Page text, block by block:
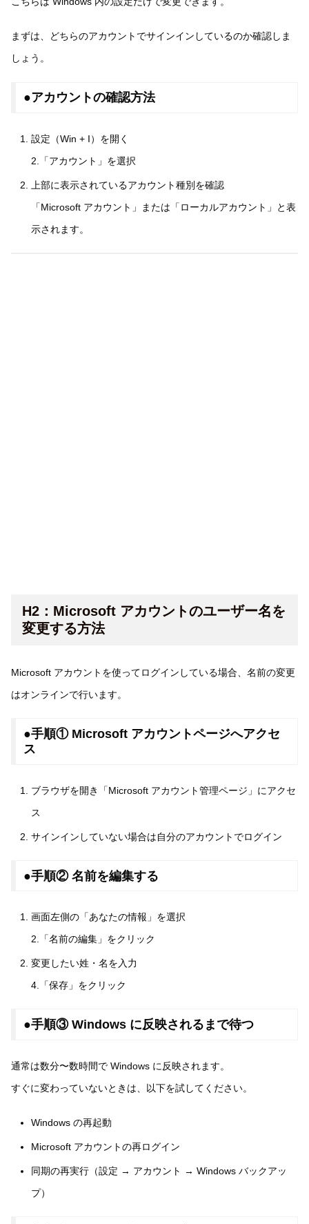
まずは、どちらのアカウントでサインインしているのか確認しま
しょう。
●アカウントの確認方法
設定（Win + I）を開く
2.「アカウント」を選択
上部に表示されているアカウント種別を確認
「Microsoft アカウント」または「ローカルアカウント」と表
示されます。
H2：Microsoft アカウントのユーザー名を
変更する方法
Microsoft アカウントを使ってログインしている場合、名前の変更
はオンラインで行います。
●手順① Microsoft アカウントページへアクセ
ス
ブラウザを開き「Microsoft アカウント管理ページ」にアクセ
ス
サインインしていない場合は自分のアカウントでログイン
●手順② 名前を編集する
画面左側の「あなたの情報」を選択
2.「名前の編集」をクリック
変更したい姓・名を入力
4.「保存」をクリック
●手順③ Windows に反映されるまで待つ
通常は数分〜数時間で Windows に反映されます。
すぐに変わっていないときは、以下を試してください。
Windows の再起動
Microsoft アカウントの再ログイン
同期の再実行（設定 → アカウント → Windows バックアッ
プ）